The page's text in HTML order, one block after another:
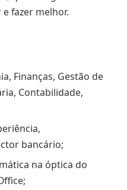
fazer melhor.
Finanças, Gestão de
Contabilidade,
bancário;
na óptica do